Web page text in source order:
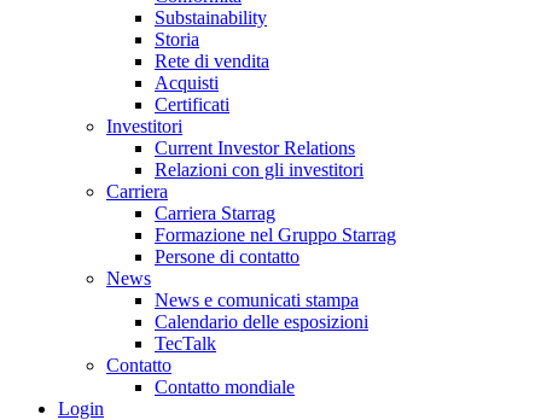
Substainability
Storia
Rete di vendita
Acquisti
Certificati
Investitori
Current Investor Relations
Relazioni con gli investitori
Carriera
Carriera Starrag
Formazione nel Gruppo Starrag
Persone di contatto
News
News e comunicati stampa
Calendario delle esposizioni
TecTalk
Contatto
Contatto mondiale
Login